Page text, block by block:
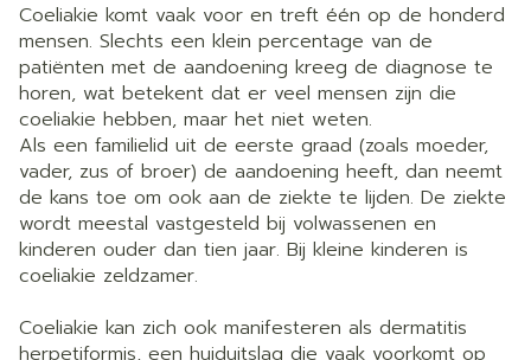
Coeliakie komt vaak voor en treft één op de honderd
mensen. Slechts een klein percentage van de
patiënten met de aandoening kreeg de diagnose te
horen, wat betekent dat er veel mensen zijn die
coeliakie hebben, maar het niet weten.
Als een familielid uit de eerste graad (zoals moeder,
vader, zus of broer) de aandoening heeft, dan neemt
de kans toe om ook aan de ziekte te lijden. De ziekte
wordt meestal vastgesteld bij volwassenen en
kinderen ouder dan tien jaar. Bij kleine kinderen is
coeliakie zeldzamer.
Coeliakie kan zich ook manifesteren als dermatitis
herpetiformis, een huiduitslag die vaak voorkomt op